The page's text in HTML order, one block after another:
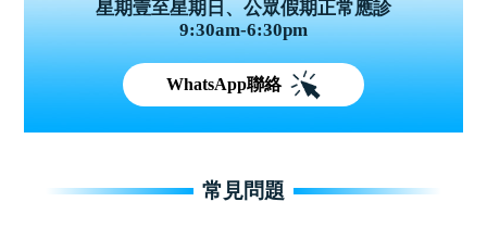
星期壹至星期日、公眾假期正常應診
9:30am-6:30pm
WhatsApp聯絡
常見問題